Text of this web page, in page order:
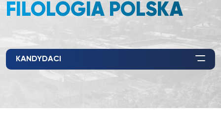
FILOLOGIA POLSKA
KANDYDACI